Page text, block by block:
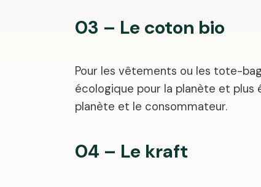
03 – Le coton bio
Pour les vêtements ou les tote-
écologique pour la planète et plus
planète et le consommateur.
04 – Le kraft